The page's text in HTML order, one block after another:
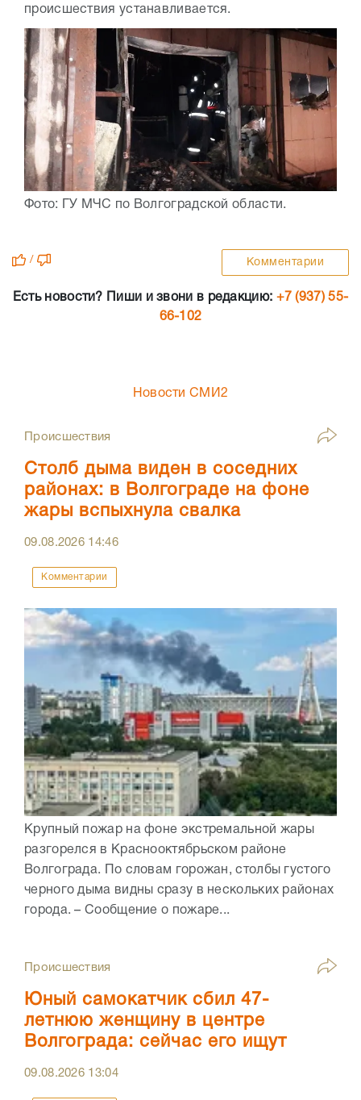
происшествия устанавливается.
Фото: ГУ МЧС по Волгоградской области.
/ Комментарии
Есть новости? Пиши и звони в редакцию: +7 (937) 55-
66-102
Новости СМИ2
Происшествия
Столб дыма виден в соседних
районах: в Волгограде на фоне
жары вспыхнула свалка
09.08.2026 14:46
Комментарии
Крупный пожар на фоне экстремальной жары
разгорелся в Краснооктябрьском районе
Волгограда. По словам горожан, столбы густого
черного дыма видны сразу в нескольких районах
города. – Сообщение о пожаре...
Происшествия
Юный самокатчик сбил 47-
летнюю женщину в центре
Волгограда: сейчас его ищут
09.08.2026 13:04